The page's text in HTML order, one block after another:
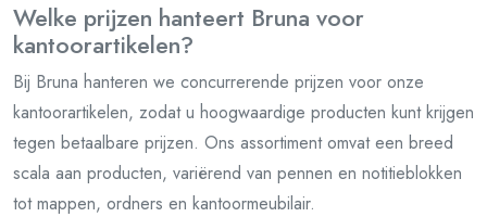
Welke prijzen hanteert Bruna voor
kantoorartikelen?
Bij Bruna hanteren we concurrerende prijzen voor onze
kantoorartikelen, zodat u hoogwaardige producten kunt krijgen
tegen betaalbare prijzen. Ons assortiment omvat een breed
scala aan producten, variërend van pennen en notitieblokken
tot mappen, ordners en kantoormeubilair.